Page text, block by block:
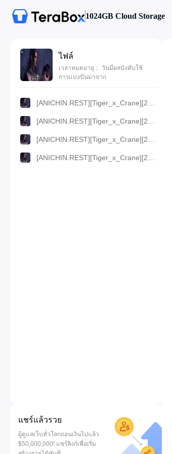
1024GB Cloud Storage
ไฟล์
เวลาหมดอายุ： วันมีผลบังคับใช้
การแบ่งปันมาจาก
แชร์แล้วรวย
ผู้ดูแลเว็บทั่วโลกถอนเงินไปแล้ว
$50,000,000! แชร์ลิงก์เพื่อเริ่ม